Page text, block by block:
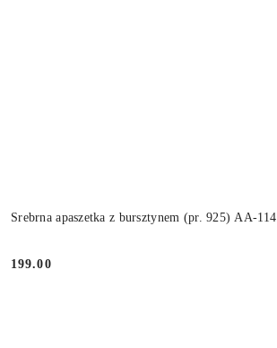
Srebrna apaszetka z bursztynem (pr. 925) AA-114
Cena:
199.00